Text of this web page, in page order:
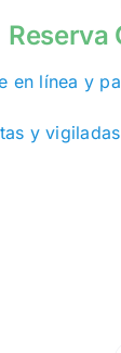
Reserva
en línea y
y